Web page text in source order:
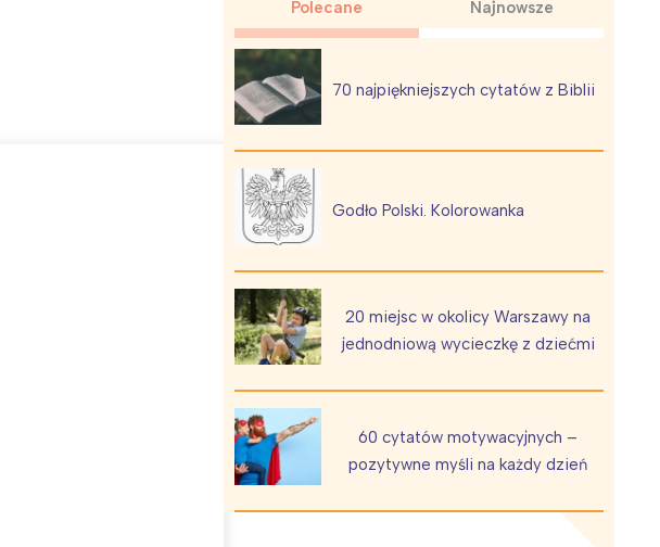
Polecane Najnowsze
70 najpiękniejszych cytatów z Biblii
Godło Polski. Kolorowanka
20 miejsc w okolicy Warszawy na
jednodniową wycieczkę z dziećmi
60 cytatów motywacyjnych –
pozytywne myśli na każdy dzień